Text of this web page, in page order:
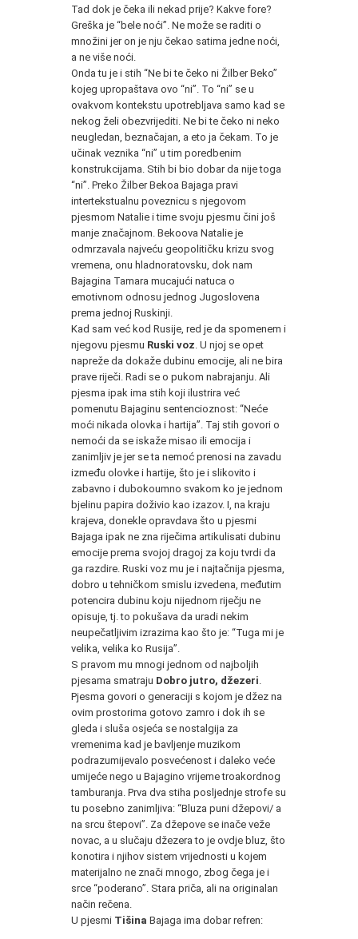
Tad dok je čeka ili nekad prije? Kakve fore?
Greška je “bele noći”. Ne može se raditi o
množini jer on je nju čekao satima jedne noći,
a ne više noći.
Onda tu je i stih “Ne bi te čeko ni Žilber Beko”
kojeg upropaštava ovo “ni”. To “ni” se u
ovakvom kontekstu upotrebljava samo kad se
nekog želi obezvrijediti. Ne bi te čeko ni neko
neugledan, beznačajan, a eto ja čekam. To je
učinak veznika “ni” u tim poredbenim
konstrukcijama. Stih bi bio dobar da nije toga
“ni”. Preko Žilber Bekoa Bajaga pravi
intertekstualnu poveznicu s njegovom
pjesmom Natalie i time svoju pjesmu čini još
manje značajnom. Bekoova Natalie je
odmrzavala najveću geopolitičku krizu svog
vremena, onu hladnoratovsku, dok nam
Bajagina Tamara mucajući natuca o
emotivnom odnosu jednog Jugoslovena
prema jednoj Ruskinji.
Kad sam već kod Rusije, red je da spomenem i
njegovu pjesmu Ruski voz . U njoj se opet
napreže da dokaže dubinu emocije, ali ne bira
prave riječi. Radi se o pukom nabrajanju. Ali
pjesma ipak ima stih koji ilustrira već
pomenutu Bajaginu sentencioznost: “Neće
moći nikada olovka i hartija”. Taj stih govori o
nemoći da se iskaže misao ili emocija i
zanimljiv je jer se ta nemoć prenosi na zavadu
između olovke i hartije, što je i slikovito i
zabavno i dubokoumno svakom ko je jednom
bjelinu papira doživio kao izazov. I, na kraju
krajeva, donekle opravdava što u pjesmi
Bajaga ipak ne zna riječima artikulisati dubinu
emocije prema svojoj dragoj za koju tvrdi da
ga razdire. Ruski voz mu je i najtačnija pjesma,
dobro u tehničkom smislu izvedena, međutim
potencira dubinu koju nijednom riječju ne
opisuje, tj. to pokušava da uradi nekim
neupečatljivim izrazima kao što je: “Tuga mi je
velika, velika ko Rusija”.
S pravom mu mnogi jednom od najboljih
pjesama smatraju Dobro jutro, džezeri
Pjesma govori o generaciji s kojom je džez na
ovim prostorima gotovo zamro i dok ih se
gleda i sluša osjeća se nostalgija za
vremenima kad je bavljenje muzikom
podrazumijevalo posvećenost i daleko veće
umijeće nego u Bajagino vrijeme troakordnog
tamburanja. Prva dva stiha posljednje strofe su
tu posebno zanimljiva: “Bluza puni džepovi/ a
na srcu štepovi”. Za džepove se inače veže
novac, a u slučaju džezera to je ovdje bluz, što
konotira i njihov sistem vrijednosti u kojem
materijalno ne znači mnogo, zbog čega je i
srce “poderano”. Stara priča, ali na originalan
način rečena.
U pjesmi Tišina Bajaga ima dobar refren: